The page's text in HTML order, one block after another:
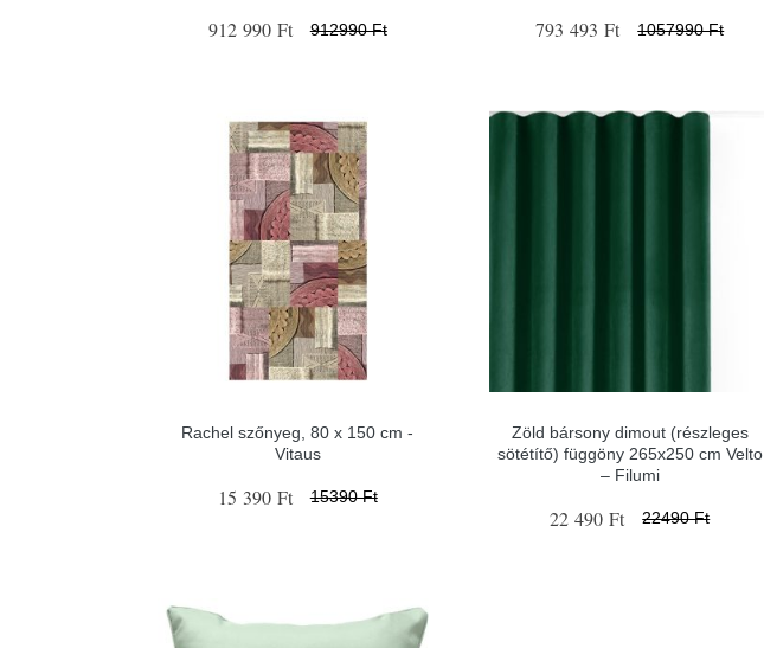
912 990 Ft 912990 Ft 793 493 Ft 1057990 Ft
Rachel szőnyeg, 80 x 150 cm -
Vitaus
15 390 Ft 15390 Ft
Zöld bársony dimout (részleges
sötétítő) függöny 265x250 cm Velto
– Filumi
22 490 Ft 22490 Ft